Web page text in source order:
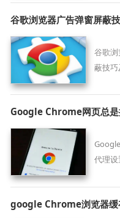
谷歌浏览器广告弹窗屏蔽
谷歌
蔽技
Google Chrome网页总
代理
google Chrome浏览器缓